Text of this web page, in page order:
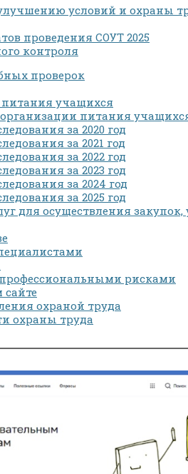
условий и охраны
проведения СОУТ 2025
контроля
проверок
учащихся
питания учащихся
за 2020 год
за 2021 год
за 2022 год
за 2023 год
за 2024 год
за 2025 год
для осуществления
рисками
охраной труда
охраны труда